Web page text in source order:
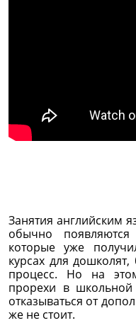
Занятия английским
обычно
которые уже
курсах для
процесс. Но на
прорехи в
отказываться от
же не стоит.